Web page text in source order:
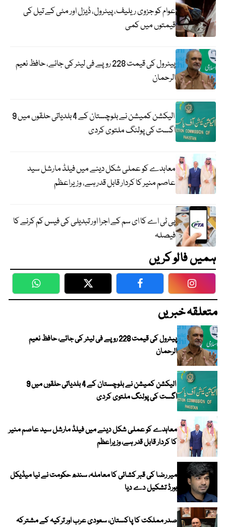
عوام کو جزوی ریلیف، پیٹرول، ڈیزل اور مٹی کے تیل کی
قیمتوں میں کمی
پیٹرول کی قیمت 228 روپے فی لیٹر کی جائے، حافظ نعیم
الرحمان
الیکشن کمیشن نے بلوچستان کے 4 بلدیاتی حلقوں میں 9
اگست کی پولنگ ملتوی کردی
معاہدے کو عملی شکل دینے میں فیلڈ مارشل سید
عاصم منیر کا کردار قابل قدر ہے، وزیراعظم
پی ٹی اے کا ای سم کے اجرا اور تبدیلی کی فیس کم کرنے کا
فیصلہ
ہمیں فالو کریں
WhatsApp Twitter Facebook
متعلقہ خبریں
پیٹرول کی قیمت 228 روپے فی لیٹر کی جائے، حافظ نعیم
الرحمان
الیکشن کمیشن نے بلوچستان کے 4 بلدیاتی حلقوں میں 9
اگست کی پولنگ ملتوی کردی
معاہدے کو عملی شکل دینے میں فیلڈ مارشل سید عاصم منیر
کا کردار قابل قدر ہے، وزیراعظم
میر رضا کی قبر کشائی کا معاملہ، سندھ حکومت نے نیا میڈیکل
بورڈ تشکیل دے دیا
صدر مملکت کا پاکستان، سعودی عرب اور ترکیہ کے مشترکہ